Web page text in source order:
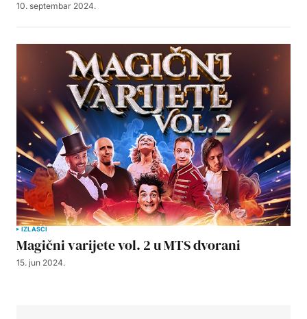
10. septembar 2024.
IZLASCI
Magični varijete vol. 2 u MTS dvorani
15. jun 2024.